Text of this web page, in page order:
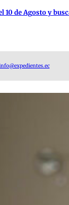
10 de Agosto y